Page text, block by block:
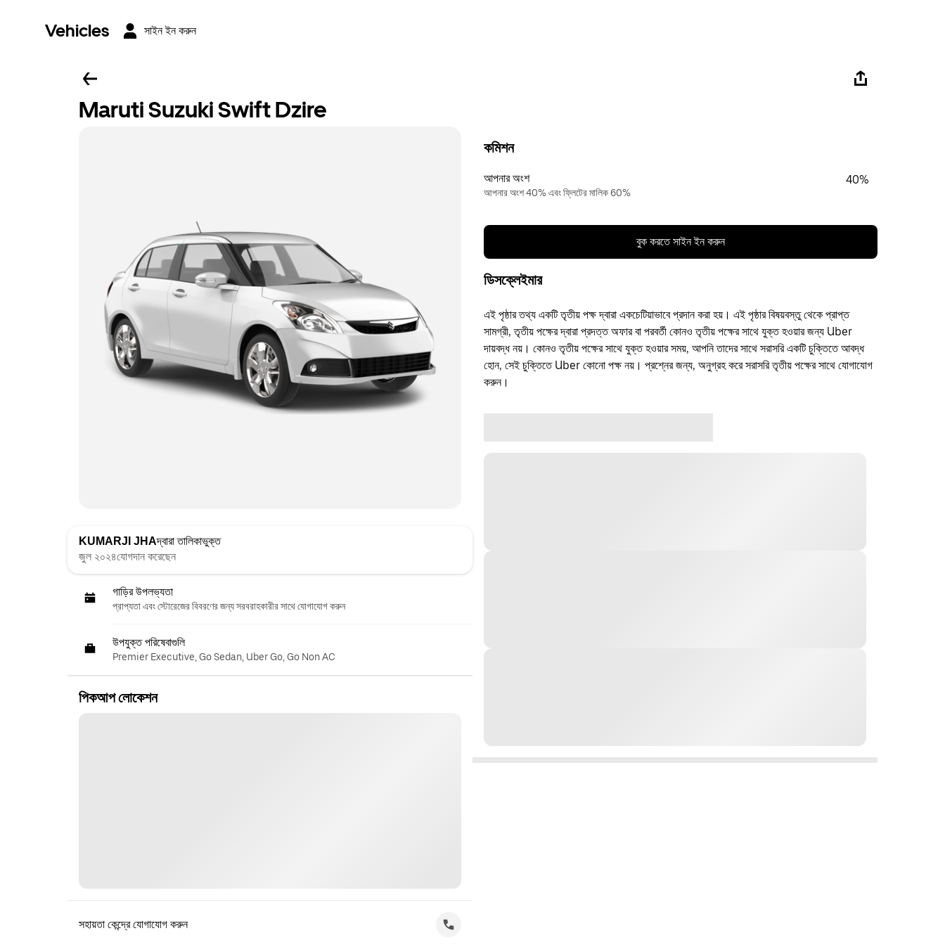
Vehicles সাইন ইন করুন
Maruti Suzuki Swift Dzire
KUMARJI JHAদ্বারা তালিকাভুক্ত
জুল ২০২৪যোগদান করেছেন
গাড়ির উপলভ্যতা
প্রাপ্যতা এবং স্টোরেজের বিবরণের জন্য সরবরাহকারীর সাথে যোগাযোগ করুন
উপযুক্ত পরিষেবাগুলি
Premier Executive, Go Sedan, Uber Go, Go Non AC
পিকআপ লোকেশন
সহায়তা কেন্দ্রে যোগাযোগ করুন
কমিশন
আপনার অংশ
আপনার অংশ 40% এবং ফ্লিটের মালিক 60%
40%
বুক করতে সাইন ইন করুন
ডিসক্লেইমার
এই পৃষ্ঠার তথ্য একটি তৃতীয় পক্ষ দ্বারা একচেটিয়াভাবে প্রদান করা হয়। এই পৃষ্ঠার বিষয়বস্তু থেকে প্রাপ্ত
সামগ্রী, তৃতীয় পক্ষের দ্বারা প্রদত্ত অফার বা পরবর্তী কোনও তৃতীয় পক্ষের সাথে যুক্ত হওয়ার জন্য Uber
দায়বদ্ধ নয়। কোনও তৃতীয় পক্ষের সাথে যুক্ত হওয়ার সময়, আপনি তাদের সাথে সরাসরি একটি চুক্তিতে আবদ্ধ
হোন, সেই চুক্তিতে Uber কোনো পক্ষ নয়। প্রশ্নের জন্য, অনুগ্রহ করে সরাসরি তৃতীয় পক্ষের সাথে যোগাযোগ
করুন।